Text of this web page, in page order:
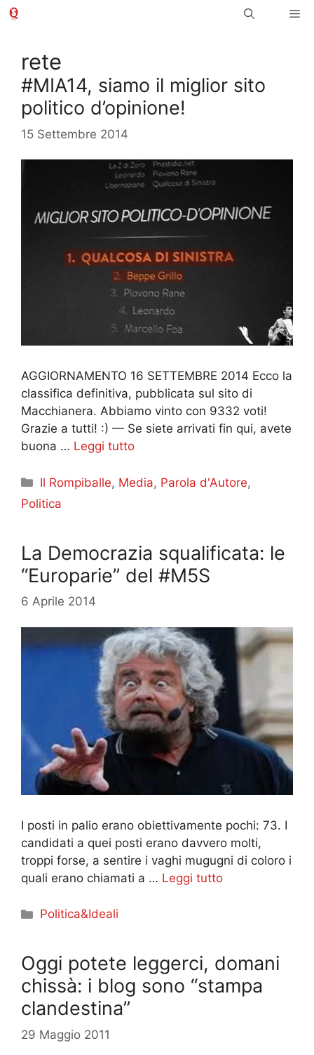
Vai
rete
#MIA14, siamo il miglior sito
politico d’opinione!
15 Settembre 2014
AGGIORNAMENTO 16 SETTEMBRE 2014 Ecco la
classifica definitiva, pubblicata sul sito di
Macchianera. Abbiamo vinto con 9332 voti!
Grazie a tutti! :) — Se siete arrivati fin qui, avete
buona … Leggi tutto
Categorie
Il Rompiballe, Media, Parola d'Autore,
Politica
La Democrazia squalificata: le
“Europarie” del #M5S
6 Aprile 2014
I posti in palio erano obiettivamente pochi: 73. I
candidati a quei posti erano davvero molti,
troppi forse, a sentire i vaghi mugugni di coloro i
quali erano chiamati a … Leggi tutto
Categorie
Politica&Ideali
Oggi potete leggerci, domani
chissà: i blog sono “stampa
clandestina”
29 Maggio 2011